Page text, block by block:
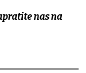
nas na